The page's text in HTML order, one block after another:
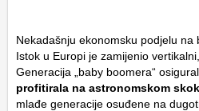
Nekadašnju ekonomsku podjelu na
Istok u Europi je zamijenio
Generacija „baby boomera“
profitirala na astronomskom
mlađe generacije osuđene na